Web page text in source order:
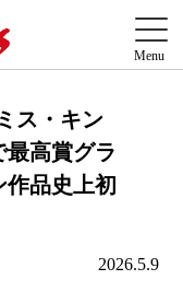
ス・キン
最高賞グラ
品史上初
2026.5.9